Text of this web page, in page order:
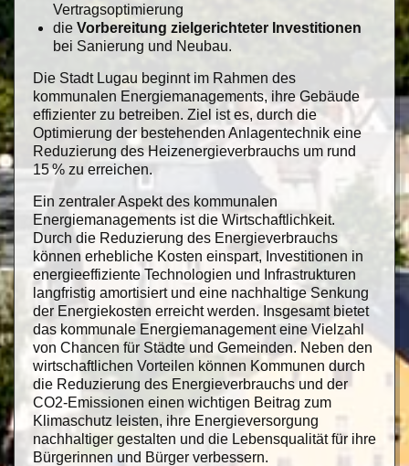
Vertragsoptimierung
dieVorbereitung zielgerichteter Investitionen
bei Sanierung und Neubau.
Die Stadt Lugau beginnt im Rahmen des
kommunalen Energiemanagements, ihre Gebäude
effizienter zu betreiben. Ziel ist es, durch die
Optimierung der bestehenden Anlagentechnik eine
Reduzierung des Heizenergieverbrauchs um rund
15 % zu erreichen.
Ein zentraler Aspekt des kommunalen
Energiemanagements ist die Wirtschaftlichkeit.
Durch die Reduzierung des Energieverbrauchs
können erhebliche Kosten einspart, Investitionen in
energieeffiziente Technologien und Infrastrukturen
langfristig amortisiert und eine nachhaltige Senkung
der Energiekosten erreicht werden. Insgesamt bietet
das kommunale Energiemanagement eine Vielzahl
von Chancen für Städte und Gemeinden. Neben den
wirtschaftlichen Vorteilen können Kommunen durch
die Reduzierung des Energieverbrauchs und der
CO2-Emissionen einen wichtigen Beitrag zum
Klimaschutz leisten, ihre Energieversorgung
nachhaltiger gestalten und die Lebensqualität für ihre
Bürgerinnen und Bürger verbessern.